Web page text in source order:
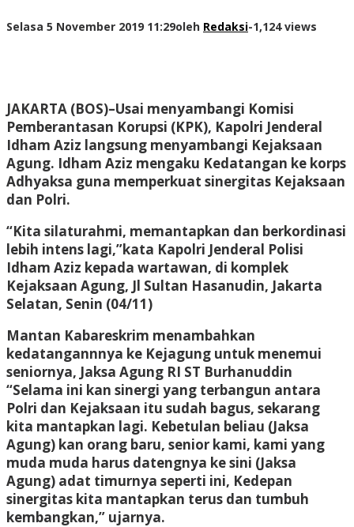
Selasa 5 November 2019 11:29oleh Redaksi-1,124 views
JAKARTA (BOS)–Usai menyambangi Komisi
Pemberantasan Korupsi (KPK), Kapolri Jenderal
Idham Aziz langsung menyambangi Kejaksaan
Agung. Idham Aziz mengaku Kedatangan ke korps
Adhyaksa guna memperkuat sinergitas Kejaksaan
dan Polri.
“Kita silaturahmi, memantapkan dan berkordinasi
lebih intens lagi,”kata Kapolri Jenderal Polisi
Idham Aziz kepada wartawan, di komplek
Kejaksaan Agung, Jl Sultan Hasanudin, Jakarta
Selatan, Senin (04/11)
Mantan Kabareskrim menambahkan
kedatangannnya ke Kejagung untuk menemui
seniornya, Jaksa Agung RI ST Burhanuddin
“Selama ini kan sinergi yang terbangun antara
Polri dan Kejaksaan itu sudah bagus, sekarang
kita mantapkan lagi. Kebetulan beliau (Jaksa
Agung) kan orang baru, senior kami, kami yang
muda muda harus datengnya ke sini (Jaksa
Agung) adat timurnya seperti ini, Kedepan
sinergitas kita mantapkan terus dan tumbuh
kembangkan,” ujarnya.